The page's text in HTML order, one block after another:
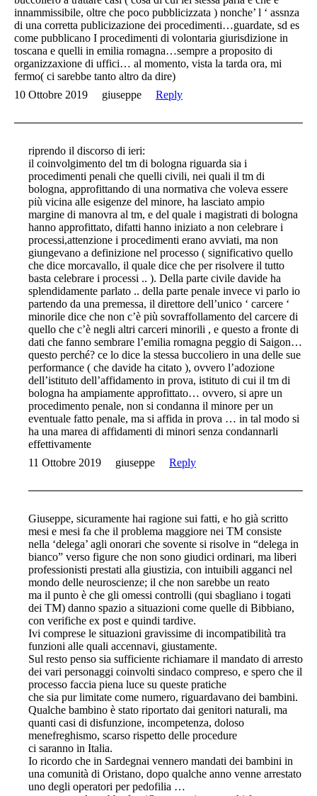
innammissibile, oltre che poco pubblicizzata ) nonche’ l ‘ assnza
di una corretta publicizazione dei procedimenti…guardate, sd es
come pubblicano I procedimenti di volontaria giurisdizione in
toscana e quelli in emilia romagna…sempre a proposito di
organizzaxione di uffici… al momento, vista la tarda ora, mi
fermo( ci sarebbe tanto altro da dire)
10 Ottobre 2019
giuseppe Reply
riprendo il discorso di ieri:
il coinvolgimento del tm di bologna riguarda sia i
procedimenti penali che quelli civili, nei quali il tm di
bologna, approfittando di una normativa che voleva essere
più vicina alle esigenze del minore, ha lasciato ampio
margine di manovra al tm, e del quale i magistrati di bologna
hanno approfittato, difatti hanno iniziato a non celebrare i
processi,attenzione i procedimenti erano avviati, ma non
giungevano a definizione nel processo ( significativo quello
che dice morcavallo, il quale dice che per risolvere il tutto
basta celebrare i processi .. ). Della parte civile davide ha
splendidamente parlato .. della parte penale invece vi parlo io
partendo da una premessa, il direttore dell’unico ‘ carcere ‘
minorile dice che non c’è più sovraffollamento del carcere di
quello che c’è negli altri carceri minorili , e questo a fronte di
dati che fanno sembrare l’emilia romagna peggio di Saigon…
questo perché? ce lo dice la stessa buccoliero in una delle sue
performance ( che davide ha citato ), ovvero l’adozione
dell’istituto dell’affidamento in prova, istituto di cui il tm di
bologna ha ampiamente approfittato… ovvero, si apre un
procedimento penale, non si condanna il minore per un
eventuale fatto penale, ma si affida in prova … in tal modo si
ha una marea di affidamenti di minori senza condannarli
effettivamente
11 Ottobre 2019
giuseppe Reply
Giuseppe, sicuramente hai ragione sui fatti, e ho già scritto
mesi e mesi fa che il problema maggiore nei TM consiste
nella ‘delega’ agli onorari che sovente si risolve in “delega in
bianco” verso figure che non sono giudici ordinari, ma liberi
professionisti prestati alla giustizia, con intuibili agganci nel
mondo delle neuroscienze; il che non sarebbe un reato
ma il punto è che gli omessi controlli (qui sbagliano i togati
dei TM) danno spazio a situazioni come quelle di Bibbiano,
con verifiche ex post e quindi tardive.
Ivi comprese le situazioni gravissime di incompatibilità tra
funzioni alle quali accennavi, giustamente.
Sul resto penso sia sufficiente richiamare il mandato di arresto
dei vari personaggi coinvolti sindaco compreso, e spero che il
processo faccia piena luce su queste pratiche
che sia pur limitate come numero, riguardavano dei bambini.
Qualche bambino è stato riportato dai genitori naturali, ma
quanti casi di disfunzione, incompetenza, doloso
menefreghismo, scarso rispetto delle procedure
ci saranno in Italia.
Io ricordo che in Sardegnai vennero mandati dei bambini in
una comunità di Oristano, dopo qualche anno venne arrestato
uno degli operatori per pedofilia …